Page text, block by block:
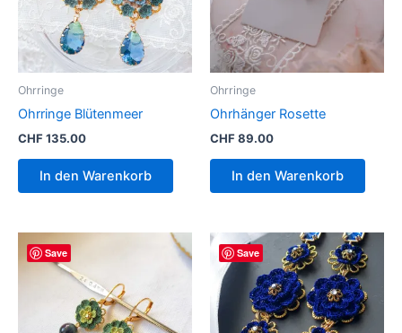
Ohrringe
Ohrringe Blütenmeer
CHF135.00
In den Warenkorb
Ohrringe
Ohrhänger Rosette
CHF89.00
In den Warenkorb
Save Save